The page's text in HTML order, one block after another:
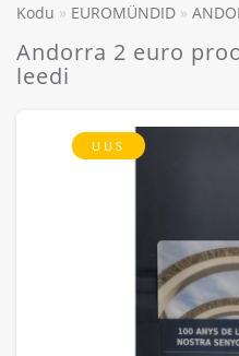
Kodu EUROMÜNDID
Andorra 2 euro
leedi
UUS